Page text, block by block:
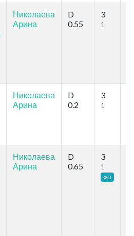
Николаева
Арина
D
0.55
3
1
Николаева
Арина
D
0.2
3
1
Николаева
Арина
D
0.65
3
1
ФО